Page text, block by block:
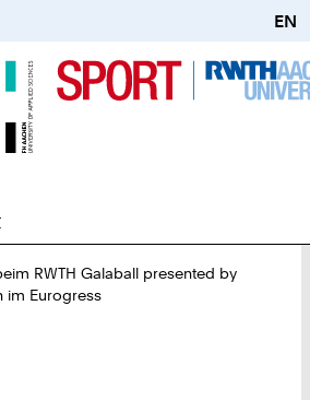
EN
RWTH Galaball presented by
im Eurogress